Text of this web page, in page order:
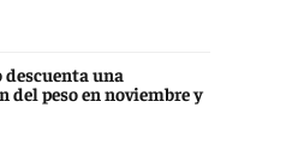
descuenta una
del peso en noviembre y